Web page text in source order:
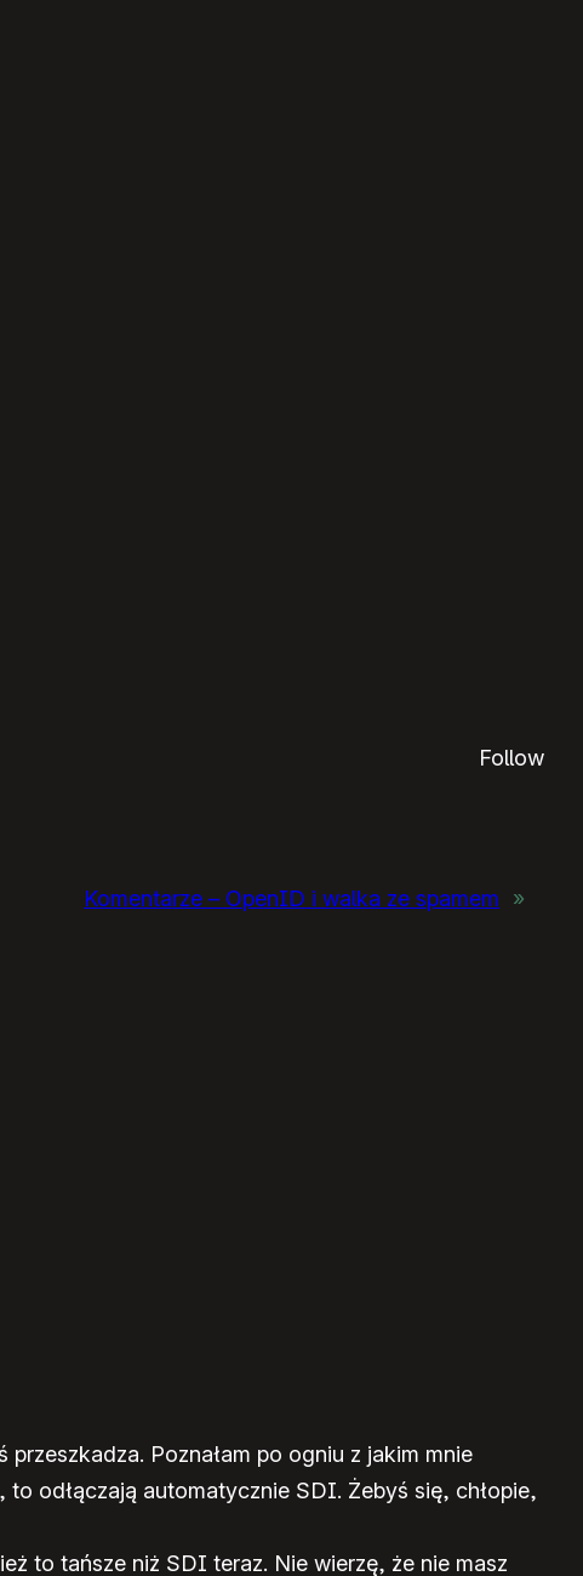
Follow
Komentarze – OpenID i walka ze spamem »
Poznałam po ogniu z jakim mnie
odłączają automatycznie SDI. Żebyś się, chłopie,
to tańsze niż SDI teraz. Nie wierzę, że nie masz